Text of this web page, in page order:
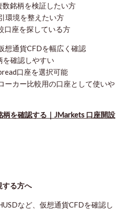
数銘柄を検証したい方
環境を整えたい方
口座を探している方
想通貨CFDを幅広く確認
を確認しやすい
口座を選択可能
ーカー比較用の口座として使いや
を確認する｜JMarkets 口座開設
する方へ
など、仮想通貨CFDを確認し